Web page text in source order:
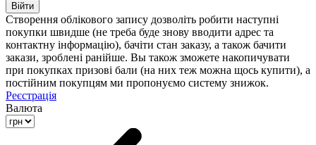
Війти
Створення облікового запису дозволіть робити наступні
покупки швидше (не треба буде знову вводити адрес та
контактну інформацію), бачіти стан заказу, а також бачити
закази, зроблені ранійше. Вы також зможете накопичувати
при покупках призові бали (на них теж можна щось купити), а
постійним покупцям ми пропонуємо систему знижок.
Реєстрація
Валюта